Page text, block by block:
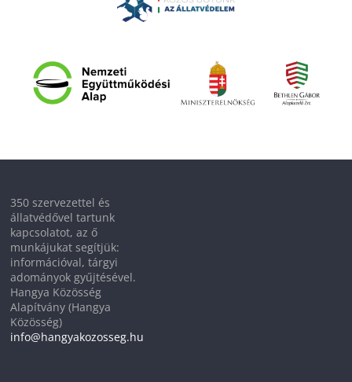
350 szervezettel és
állatvédővel tartunk
kapcsolatot, az ő
munkájukat segítjük:
információval, tárgyi
adományok gyűjtésével.
Hangya Közösség
Alapítvány (Hangya
Közösség)
info@hangyakozosseg.hu